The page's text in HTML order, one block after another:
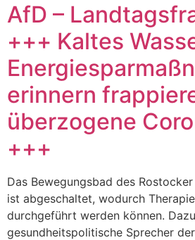
AfD –
+++ Kaltes
erinnern
überzogene
+++
Das Bewegungsbad des
ist abgeschaltet, wodurch
durchgeführt werden können.
gesundheitspolitische Sprecher